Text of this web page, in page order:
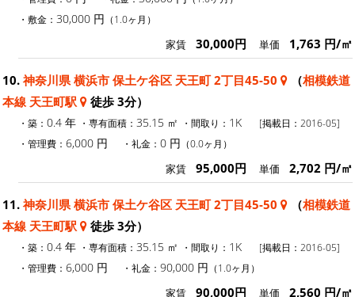
・敷金： 30,000 円 （1.0ヶ月）
家賃 30,000円 単価 1,763 円/㎡
10. 神奈川県 横浜市 保土ケ谷区 天王町 2丁目45-50 （相模鉄道
本線 天王町駅
徒歩 3分）
・築： 0.4 年 ・専有面積： 35.15 ㎡ ・間取り： 1K
[掲載日：2016-05]
・管理費： 6,000 円 ・礼金： 0 円 （0.0ヶ月）
家賃 95,000円 単価 2,702 円/㎡
11. 神奈川県 横浜市 保土ケ谷区 天王町 2丁目45-50 （相模鉄道
本線 天王町駅
徒歩 3分）
・築： 0.4 年 ・専有面積： 35.15 ㎡ ・間取り： 1K
[掲載日：2016-05]
・管理費： 6,000 円 ・礼金： 90,000 円 （1.0ヶ月）
家賃 90,000円 単価 2,560 円/㎡